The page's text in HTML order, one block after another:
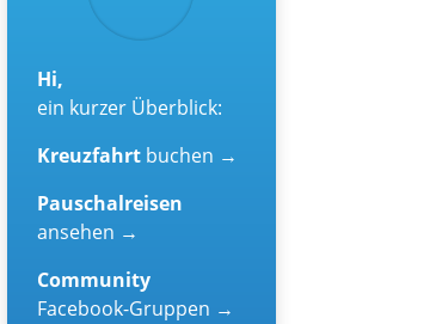
Hi,
ein kurzer Überblick:
Kreuzfahrt buchen →
Pauschalreisen
ansehen →
Community
Facebook-Gruppen →